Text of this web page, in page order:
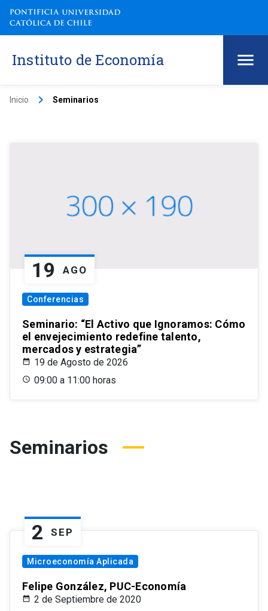
Instituto de Economía
Inicio keyboard_arrow_right Seminarios
19 AGO
Conferencias
Seminario: “El Activo que Ignoramos: Cómo
el envejecimiento redefine talento,
mercados y estrategia”
19 de Agosto de 2026
09:00 a 11:00 horas
Seminarios
2 SEP
Microeconomía Aplicada
Felipe González, PUC-Economía
2 de Septiembre de 2020